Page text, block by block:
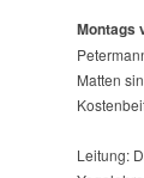
Montags
Matten
Leitung: